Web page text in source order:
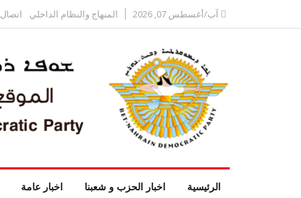
آب/أغسطس 07, 2026 المنهاج والنظام الداخلي اتصال
الرئيسية اخبار الحزب و شعبنا اخبار عامة